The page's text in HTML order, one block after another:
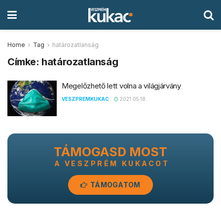
Home Tag határozatlanság
Címke: határozatlanság
Megelőzhető lett volna a világjárvány
VESZPREMKUKAC 2021.05.18.
TÁMOGASD MOST
A VESZPRÉM KUKACOT
TÁMOGATOM